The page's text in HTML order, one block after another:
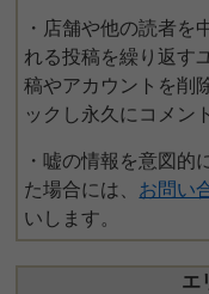
・店舗や他の読者を
れる投稿を繰り返す
稿やアカウントを削
ックし永久にコメン
・嘘の情報を意図的
た場合には、 お問い
いします。
エ